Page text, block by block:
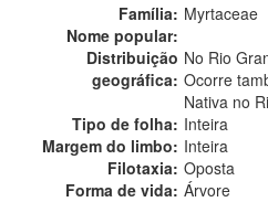
Família: Myrtaceae
Nome popular:
Distribuição
geográfica:
No Rio
Ocorre
Nativa no
Tipo de folha: Inteira
Margem do limbo: Inteira
Filotaxia: Oposta
Forma de vida: Árvore